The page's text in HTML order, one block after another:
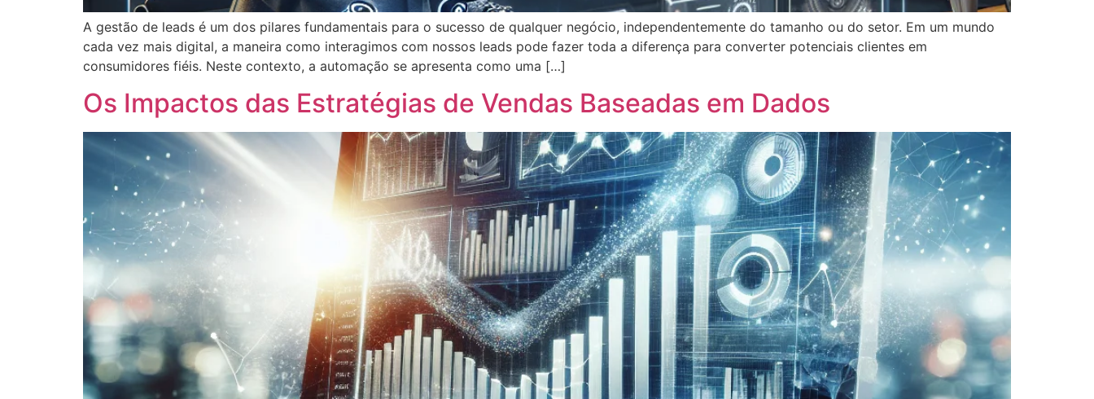
A gestão de leads é um dos pilares fundamentais para o sucesso de qualquer negócio, independentemente do tamanho ou do setor. Em um mundo
cada vez mais digital, a maneira como interagimos com nossos leads pode fazer toda a diferença para converter potenciais clientes em
consumidores fiéis. Neste contexto, a automação se apresenta como uma […]
Os Impactos das Estratégias de Vendas Baseadas em Dados